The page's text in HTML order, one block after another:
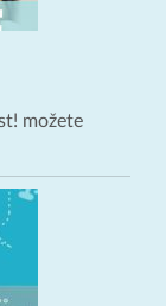
možete